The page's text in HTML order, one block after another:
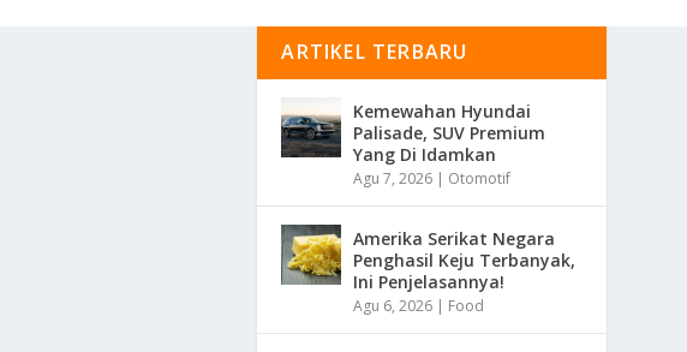
ARTIKEL TERBARU
Kemewahan Hyundai
Palisade, SUV Premium
Yang Di Idamkan
Agu 7, 2026 | Otomotif
Amerika Serikat Negara
Penghasil Keju Terbanyak,
Ini Penjelasannya!
Agu 6, 2026 | Food